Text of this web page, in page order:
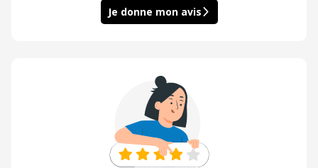
Je donne mon avis